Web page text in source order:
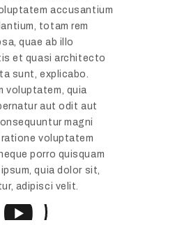
accusantium
totam rem
quae ab illo
et quasi architecto
sunt, explicabo.
voluptatem, quia
aut odit aut
magni
voluptatem
porro quisquam
quia dolor sit,
adipisci velit.